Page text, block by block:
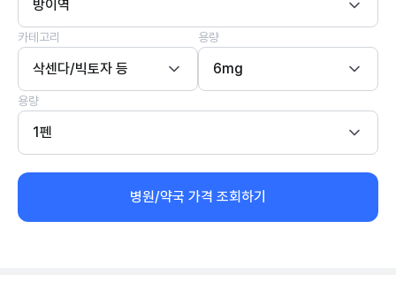
방이역
카테고리
삭센다/빅토자 등
용량
6mg
용량
1펜
병원/약국 가격 조회하기